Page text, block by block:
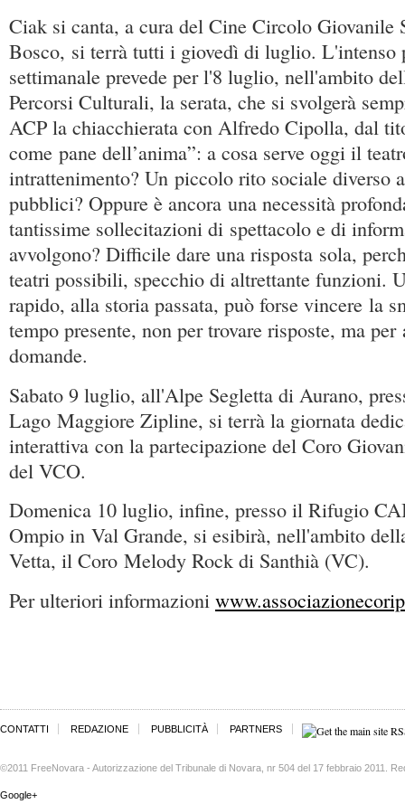
Ciak si canta, a cura del Cine Circolo Giovanile
Bosco, si terrà tutti i giovedì di luglio. L'intenso
settimanale prevede per l'8 luglio, nell'ambito
Percorsi Culturali, la serata, che si svolgerà
ACP la chiacchierata con Alfredo Cipolla, dal
come pane dell’anima”: a cosa serve oggi il
intrattenimento? Un piccolo rito sociale diverso
pubblici? Oppure è ancora una necessità
tantissime sollecitazioni di spettacolo e di
avvolgono? Difficile dare una risposta sola,
teatri possibili, specchio di altrettante funzioni.
rapido, alla storia passata, può forse vincere la
tempo presente, non per trovare risposte, ma per
domande.
Sabato 9 luglio, all'Alpe Segletta di Aurano,
Lago Maggiore Zipline, si terrà la giornata
interattiva con la partecipazione del Coro
del VCO.
Domenica 10 luglio, infine, presso il Rifugio
Ompio in Val Grande, si esibirà, nell'ambito
Vetta, il Coro Melody Rock di Santhià (VC).
Per ulteriori informazioni
CONTATTI REDAZIONE PUBBLICITÀ PARTNERS
©2011 FreeNovara - Autorizzazione del Tribunale di Novara, nr 504 del 17 febbraio 2011.
Google+